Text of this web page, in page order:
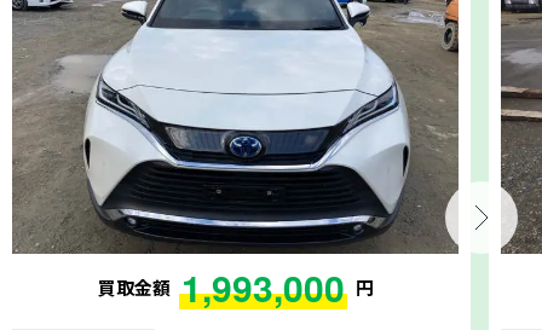
買取金額 1,993,000 円